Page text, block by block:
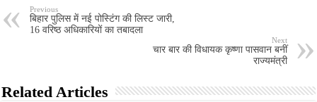
Previous
बिहार पुलिस में नई पोस्टिंग की लिस्ट जारी,
16 वरिष्ठ अधिकारियों का तबादला
Next
चार बार की विधायक कृष्णा पासवान बनीं
राज्यमंत्री
Related Articles